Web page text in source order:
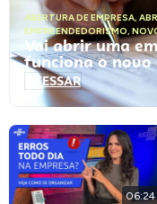
ABERTURA DE EMPRESA,
EMPREENDEDORISMO,
Vai abrir uma
funciona o novo
ACESSAR
06:24